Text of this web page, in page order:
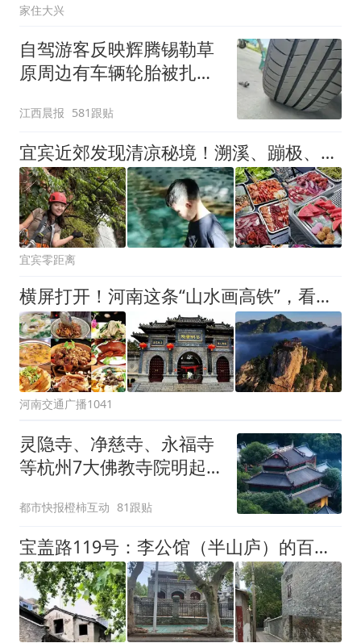
家住大兴
自驾游客反映辉腾锡勒草
原周边有车辆轮胎被扎，
元，官方发布情况通报
江西晨报 581跟贴
宜宾近郊发现清凉秘境！溯溪、蹦极、飞拉达、烤肉……主城区20分钟直达！
宜宾零距离
横屏打开！河南这条“山水画高铁”，看完立刻想订票
河南交通广播1041
灵隐寺、净慈寺、永福寺
等杭州7大佛教寺院明起
都市快报橙柿互动 81跟贴
宝盖路119号：李公馆（半山庐）的百年传奇